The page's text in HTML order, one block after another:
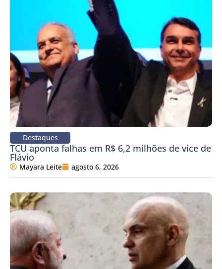
Destaques
TCU aponta falhas em R$ 6,2 milhões de vice de
Flávio
Mayara Leite agosto 6, 2026